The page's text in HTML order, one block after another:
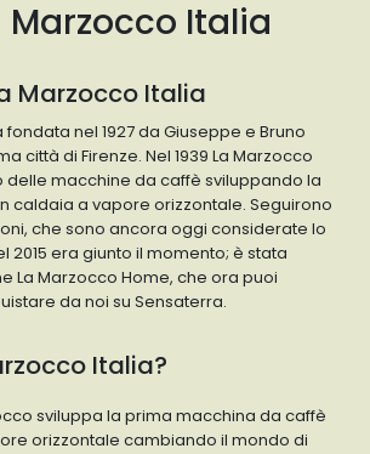
Marzocco Italia
Marzocco Italia
nel 1927 da Giuseppe e Bruno
città di Firenze. Nel 1939 La Marzocco
delle macchine da caffè sviluppando la
caldaia a vapore orizzontale. Seguirono
che sono ancora oggi considerate lo
2015 era giunto il momento; è stata
La Marzocco Home, che ora puoi
da noi su Sensaterra.
Italia?
sviluppa la prima macchina da caffè
orizzontale cambiando il mondo di